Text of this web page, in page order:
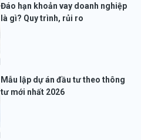
Đáo hạn khoản vay doanh nghiệp
là gì? Quy trình, rủi ro
Mẫu lập dự án đầu tư theo thông
tư mới nhất 2026